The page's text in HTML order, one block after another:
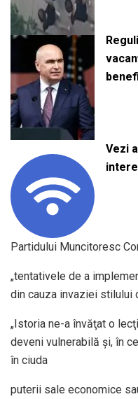
Vezi
Partidului Muncitoresc
„tentativele de a
din cauza invaziei stilului
„Istoria ne-a învăţat o
deveni vulnerabilă şi, în
în ciuda
puterii sale economice